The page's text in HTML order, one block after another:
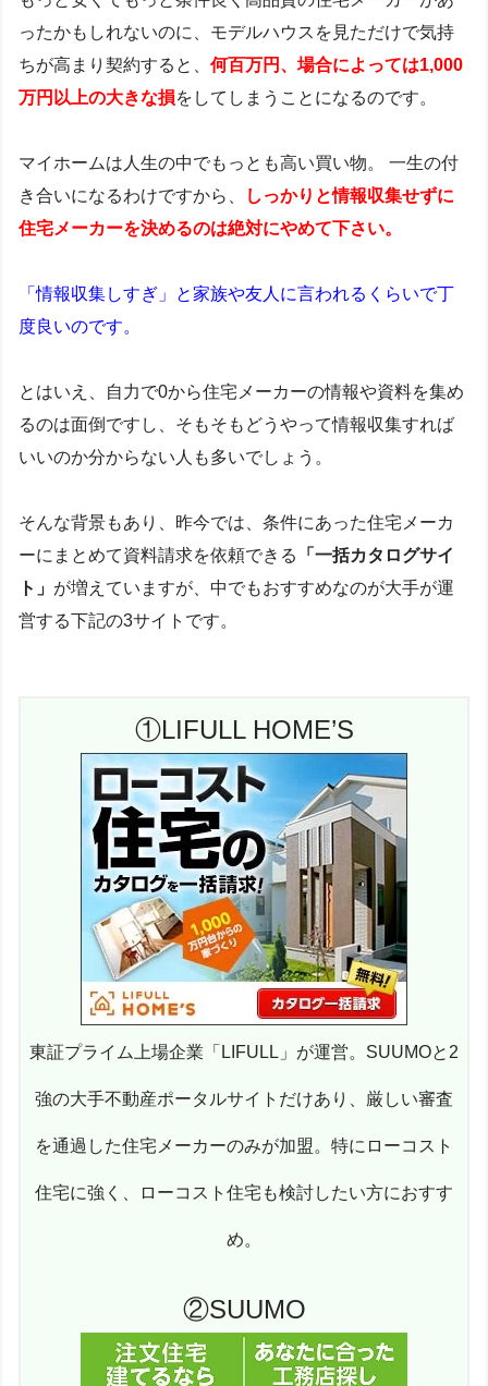
ったかもしれないのに、モデルハウスを見ただけで気持
ちが高まり契約すると、 何百万円、場合によっては1,000
万円以上の大きな損をしてしまうことになるのです。
マイホームは人生の中でもっとも高い買い物。 一生の付
き合いになるわけですから、
しっかりと情報収集せずに
住宅メーカーを決めるのは絶対にやめて下さい。
「情報収集しすぎ」と家族や友人に言われるくらいで丁
度良いのです。
とはいえ、自力で0から住宅メーカーの情報や資料を集め
るのは面倒ですし、そもそもどうやって情報収集すれば
いいのか分からない人も多いでしょう。
そんな背景もあり、昨今では、条件にあった住宅メーカ
ーにまとめて資料請求を依頼できる
「一括カタログサイ
ト」 が増えていますが、中でもおすすめなのが大手が運
営する下記の3サイトです。
①LIFULL HOME’S
東証プライム上場企業「LIFULL」が運営。SUUMOと2
強の大手不動産ポータルサイトだけあり、厳しい審査
を通過した住宅メーカーのみが加盟。特にローコスト
住宅に強く、ローコスト住宅も検討したい方におすす
め。
②SUUMO